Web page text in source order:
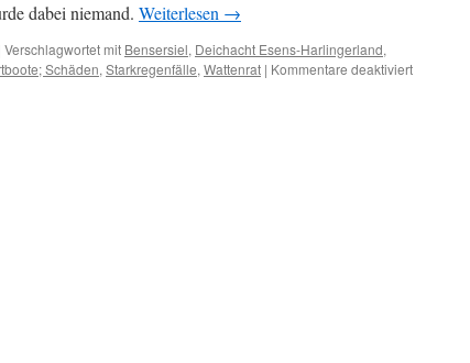
dabei niemand. Weiterlesen →
Verschlagwortet mit Bensersiel, Deichacht Esens-Harlingerland,
Schäden, Starkregenfälle, Wattenrat | Kommentare deaktiviertfür